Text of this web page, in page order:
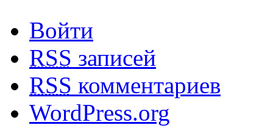
Войти
RSS записей
RSS комментариев
WordPress.org